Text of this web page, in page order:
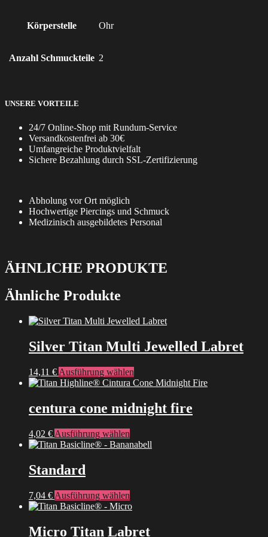
Körperstelle Ohr
Anzahl Schmuckteile 2
UNSERE VORTEILE
24/7 Online-Shop mit Rundum-Service
Versandkostenfrei ab 30€
Umfangreiche Produktvielfalt
Sichere Bezahlung durch SSL-Zertifizierung
Abholung vor Ort möglich
Hochwertige Piercings und Schmuck
Medizinisch ausgebildetes Personal
ÄHNLICHE PRODUKTE
Ähnliche Produkte
Silver Titan Multi Jewelled Labret
14,11 € Ausführung wählen
Produkt
mehrere
Varianten
Optionen
centura cone midnight fire
4,02 € Ausführung wählen
Produkt
Die
Optionen
auf
Standard
7,04 € Ausführung wählen
Produkt
mehrere
Micro Titan Labret